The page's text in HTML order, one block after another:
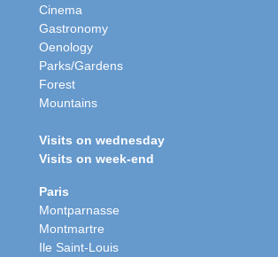
Cinema
Gastronomy
Oenology
Parks/Gardens
Forest
Mountains
Visits on wednesday
Visits on week-end
Paris
Montparnasse
Montmartre
Ile Saint-Louis